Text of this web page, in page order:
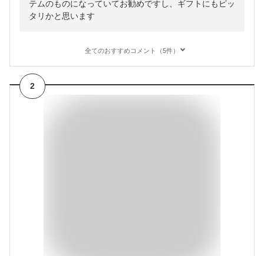
テムのものになっていてお勧めですし、ギフトにもピッ
タリかと思います
全てのおすすめコメント（5件）
2